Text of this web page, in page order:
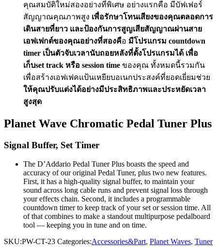
คุณสมบัติใหม่สองอย่างที่พิเศษ อย่างแรกคือ มีบัฟเฟอร์
สัญญาณคุณภาพสูง เพื่อรักษาโทนเสียงของคุณตลอดการ
เดินสายที่ยาว และป้องกันการสูญเสียสัญญาณผ่านสาย
เอฟเฟกต์ของคุณอย่างที่สองคือ มีโปรแกรม countdown
timer เป็นตัวจับเวลานับถอยหลังที่ตั้งโปรแกรมได้ เพื่อ
เก็บset track หรือ session time ของคุณ ทั้งหมดนี้รวมกัน
เพื่อสร้างเอฟเฟคแป้นเหยียบอเนกประสงค์ที่ยอดเยี่ยมช่วย
ให้คุณปรับแต่งได้อย่างมีประสิทธิภาพและประหยัดเวลา
สูงสุด
Planet Wave Chromatic Pedal Tuner Plus
Signal Buffer, Set Timer
The D’Addario Pedal Tuner Plus boasts the speed and
accuracy of our original Pedal Tuner, plus two new features.
First, it has a high-quality signal buffer, to maintain your
sound across long cable runs and prevent signal loss through
your effects chain. Second, it includes a programmable
countdown timer to keep track of your set or session time. All
of that combines to make a standout multipurpose pedalboard
tool — keeping you in tune and on time.
SKU:PW-CT-23 Categories:Accessories&Part, Planet Waves, Tuner